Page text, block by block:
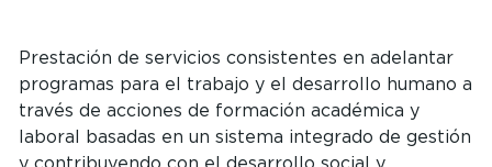
Prestación de servicios consistentes en adelantar
programas para el trabajo y el desarrollo humano a
través de acciones de formación académica y
laboral basadas en un sistema integrado de gestión
y contribuyendo con el desarrollo social y